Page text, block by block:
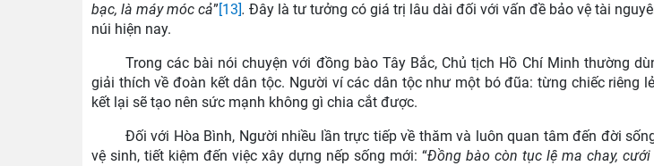
bạc, là máy móc cả”[13]. Đây là tư tưởng có giá trị lâu dài đối với vấn đề bảo vệ tài
núi hiện nay.
Trong các bài nói chuyện với đồng bào Tây Bắc, Chủ tịch Hồ Chí Minh thường
giải thích về đoàn kết dân tộc. Người ví các dân tộc như một bó đũa: từng chiếc riêng
kết lại sẽ tạo nên sức mạnh không gì chia cắt được.
Đối với Hòa Bình, Người nhiều lần trực tiếp về thăm và luôn quan tâm đến đời
vệ sinh, tiết kiệm đến việc xây dựng nếp sống mới: “Đồng bào còn tục lệ ma chay,